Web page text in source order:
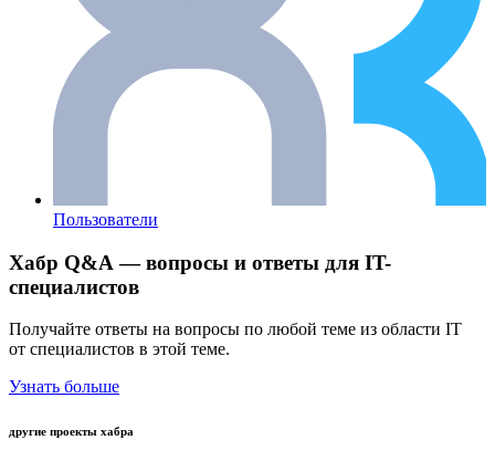
Пользователи
Хабр Q&A — вопросы и ответы для IT-
специалистов
Получайте ответы на вопросы по любой теме из области IT
от специалистов в этой теме.
Узнать больше
другие проекты хабра